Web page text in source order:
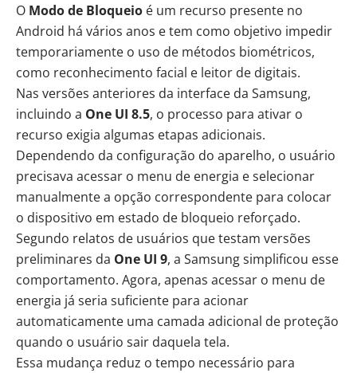
O Modo de Bloqueio é um recurso presente no
Android há vários anos e tem como objetivo impedir
temporariamente o uso de métodos biométricos,
como reconhecimento facial e leitor de digitais.
Nas versões anteriores da interface da Samsung,
incluindo a One UI 8.5, o processo para ativar o
recurso exigia algumas etapas adicionais.
Dependendo da configuração do aparelho, o usuário
precisava acessar o menu de energia e selecionar
manualmente a opção correspondente para colocar
o dispositivo em estado de bloqueio reforçado.
Segundo relatos de usuários que testam versões
preliminares da One UI 9, a Samsung simplificou esse
comportamento. Agora, apenas acessar o menu de
energia já seria suficiente para acionar
automaticamente uma camada adicional de proteção
quando o usuário sair daquela tela.
Essa mudança reduz o tempo necessário para